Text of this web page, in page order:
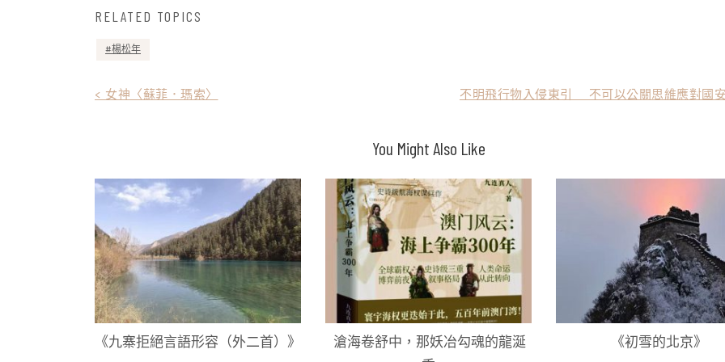
RELATED TOPICS
楊松年
文
覽
< 女神〈蘇菲．瑪索〉 不明飛行物入侵東引 不可以公關思維應對國
You Might Also Like
《九寨拒絕言語形容（外二首）》
滄海卷舒中，那妖冶勾魂的龍涎
《初雪的北京》